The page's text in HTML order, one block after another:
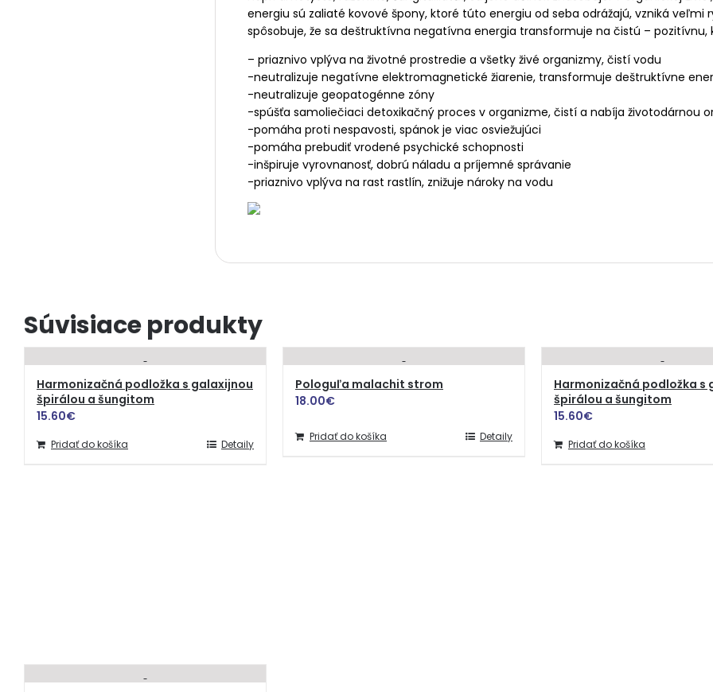
energiu sú zaliaté kovové špony, ktoré túto energiu od seba odrážajú, vzniká
spôsobuje, že sa deštruktívna negatívna energia transformuje na čistú –
– priaznivo vplýva na životné prostredie a všetky živé organizmy, čistí vodu
-neutralizuje negatívne elektromagnetické žiarenie, transformuje deštruktívne
-neutralizuje geopatogénne zóny
-spúšťa samoliečiaci detoxikačný proces v organizme, čistí a nabíja životodárnou
-pomáha proti nespavosti, spánok je viac osviežujúci
-pomáha prebudiť vrodené psychické schopnosti
-inšpiruje vyrovnanosť, dobrú náladu a príjemné správanie
-priaznivo vplýva na rast rastlín, znižuje nároky na vodu
Súvisiace produkty
Harmonizačná podložka s galaxijnou
špirálou a šungitom
15.60€
Pridať do košíka Detaily
Pologuľa malachit strom
18.00€
Pridať do košíka Detaily
Harmonizačná podložka s
špirálou a šungitom
15.60€
Pridať do košíka